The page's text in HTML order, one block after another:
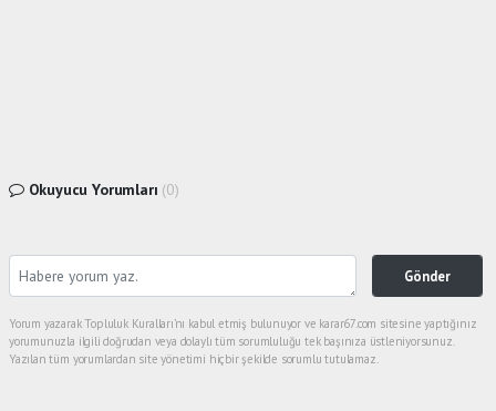
Okuyucu Yorumları (0)
Gönder
Yorum yazarak Topluluk Kuralları’nı kabul etmiş bulunuyor ve karar67.com sitesine yaptığınız
yorumunuzla ilgili doğrudan veya dolaylı tüm sorumluluğu tek başınıza üstleniyorsunuz.
Yazılan tüm yorumlardan site yönetimi hiçbir şekilde sorumlu tutulamaz.